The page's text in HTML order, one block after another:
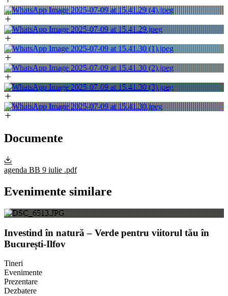
Documente
agenda BB 9 iulie .pdf
Evenimente similare
Investind în natură – Verde pentru viitorul tău în
București-Ilfov
Tineri
Evenimente
Prezentare
Dezbatere